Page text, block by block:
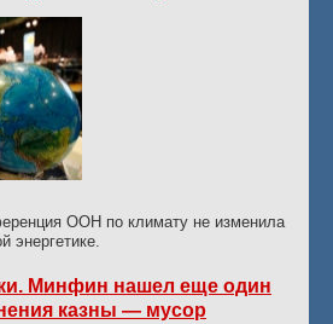
ООН по климату не изменила
энергетике.
Минфин нашел еще один
казны — мусор